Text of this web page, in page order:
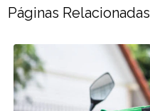
Páginas Relacionadas